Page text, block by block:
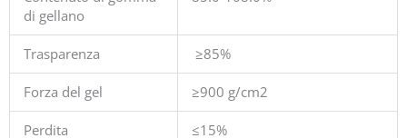
di gellano
Trasparenza ≥85%
Forza del gel ≥900 g/cm2
Perdita
≤15%